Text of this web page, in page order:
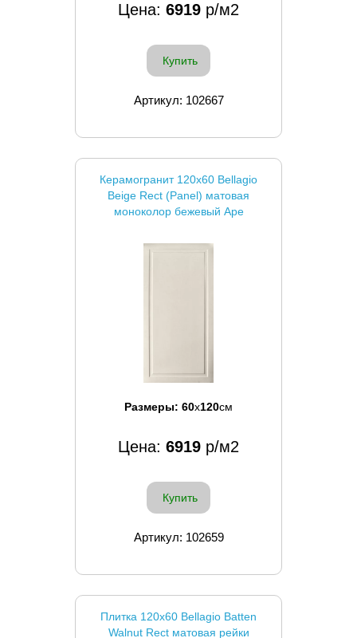
Цена: 6919 р/м2
Купить
Артикул: 102667
Керамогранит 120x60 Bellagio
Beige Rect (Panel) матовая
моноколор бежевый Ape
Размеры: 60x120см
Цена: 6919 р/м2
Купить
Артикул: 102659
Плитка 120x60 Bellagio Batten
Walnut Rect матовая рейки